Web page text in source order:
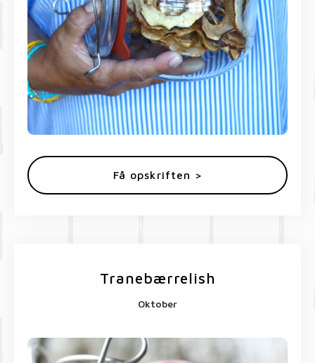
Få opskriften >
Tranebærrelish
Oktober